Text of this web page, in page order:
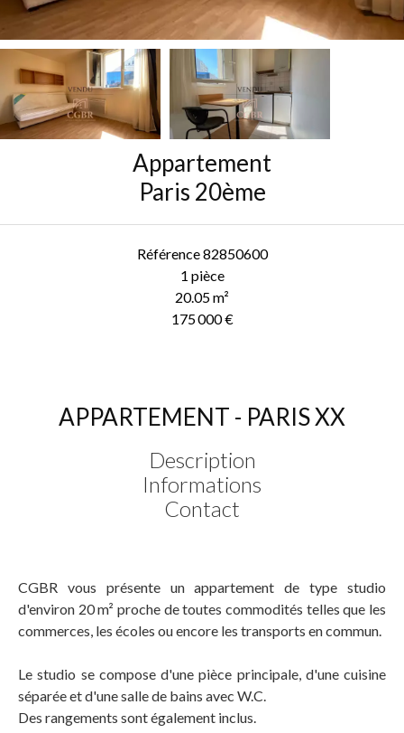
Appartement
Paris 20ème
Référence82850600
1 pièce
20.05m²
175 000 €
APPARTEMENT - PARIS XX
Description
Informations
Contact
CGBR vous présente un appartement de type studio
d'environ 20 m² proche de toutes commodités telles que les
commerces, les écoles ou encore les transports en commun.
Le studio se compose d'une pièce principale, d'une cuisine
séparée et d'une salle de bains avec W.C.
Des rangements sont également inclus.